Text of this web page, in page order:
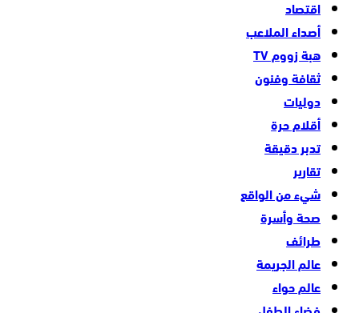
اقتصاد
أصداء الملاعب
هبة زووم TV
ثقافة وفنون
دوليات
أقلام حرة
تدبر دقيقة
تقارير
شيء من الواقع
صحة وأسرة
طرائف
عالم الجريمة
عالم حواء